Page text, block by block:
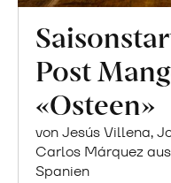
Post
«Osteen»
von Jesús Villena,
Carlos Márquez
Spanien